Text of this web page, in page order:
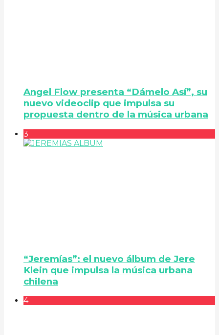
Angel Flow presenta “Dámelo Así”, su
nuevo videoclip que impulsa su
propuesta dentro de la música urbana
3
“Jeremías”: el nuevo álbum de Jere
Klein que impulsa la música urbana
chilena
4